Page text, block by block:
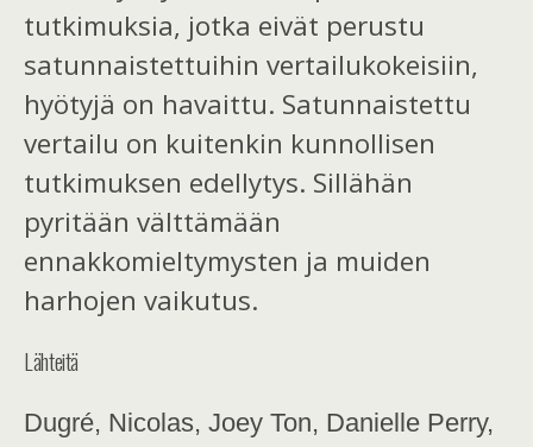
tutkimuksia, jotka eivät perustu
satunnaistettuihin vertailukokeisiin,
hyötyjä on havaittu. Satunnaistettu
vertailu on kuitenkin kunnollisen
tutkimuksen edellytys. Sillähän
pyritään välttämään
ennakkomieltymysten ja muiden
harhojen vaikutus.
Lähteitä
Dugré, Nicolas, Joey Ton, Danielle Perry,